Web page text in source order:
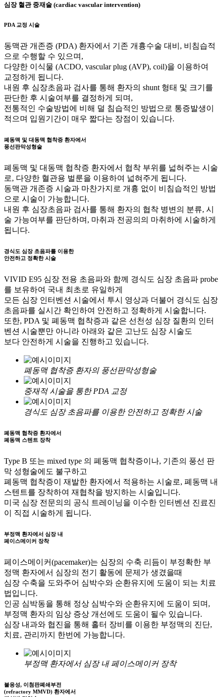
심장 혈관 중재술 (cardiac vascular intervention)
PDA 교정 시술
동맥관 개존증 (PDA) 환자에서 기존 개흉수술 대비, 비침습적
으로 수행할 수 있으며,
다양한 이식물 (ACDO, vascular plug (AVP), coil)을 이용하여
교정하게 됩니다.
내원 후 심장초음파 검사를 통해 환자의 shunt 형태 및 크기를
판단한 후 시술여부를 결정하게 되며,
전통적인 수술방법에 비해 덜 침습적인 방법으로 통증발생이
적으며 입원기간이 매우 짧다는 장점이 있습니다.
폐동맥 및 대동맥 협착증 환자에서
풍선판막성형술
폐동맥 및 대동맥 협착증 환자에서 협착 부위를 넓혀주는 시술
로, 다양한 혈관용 벌룬을 이용하여 넓혀주게 됩니다.
동맥관 개존증 시술과 마찬가지로 개흉 없이 비침습적인 방법
으로 시술이 가능합니다.
내원 후 심장초음파 검사를 통해 환자의 협착 병변의 분류, 시
술 가능여부를 판단하며, 마취과 전공의의 마취하에 시술하게
됩니다.
경식도 심장 초음파를 이용한
안전하고 정확한 시술
VIVID E95 심장 전용 초음파와 함께 경식도 심장 초음파 probe
를 보유하여 국내 최초로 유일하게
모든 심장 인터벤션 시술에서 투시 영상과 더불어 경식도 심장
초음파를 실시간 확인하여 안전하고 정확하게 시술합니다.
또한, PDA 및 폐동맥 협착증과 같은 선천성 심장 질환의 인터
벤션 시술뿐만 아니라 아래와 같은 고난도 심장 시술도
보다 안전하게 시술을 진행하고 있습니다.
폐동맥 협착증 환자의 풍선판막성형술
중재적 시술을 통한 PDA 교정
경식도 심장 초음파를 이용한 안전하고 정확한 시술
폐동맥 협착증 환자에서
폐동맥 스텐트 장착
Type B 또는 mixed type 의 폐동맥 협착증이나, 기존의 풍선 판
막 성형술에도 불구하고
폐동맥 협착증이 재발한 환자에서 적용하는 시술로, 폐동맥 내
스텐트를 장착하여 재협착을 방지하는 시술입니다.
미국 심장 전문의의 공식 트레이닝을 이수한 인터벤션 진료진
이 직접 시술하게 됩니다.
부정맥 환자에서 심장 내
페이스메이커 장착
페이스메이커(pacemaker)는 심장의 수축 리듬이 부정확한 부
정맥 환자에서 심장의 전기 활동에 문제가 생겼을때
심장 수축을 도와주어 심박수와 순환유지에 도움이 되는 치료
법입니다.
인공 심박동을 통해 정상 심박수와 순환유지에 도움이 되며,
부정맥 환자의 임상 증상 개선에도 도움이 될수 있습니다.
심장 내과와 협진을 통해 홀터 장비를 이용한 부정맥의 진단,
치료, 관리까지 한번에 가능합니다.
부정맥 환자에서 심장 내 페이스메이커 장착
불응성, 이첨판폐쇄부전
(refractory MMVD) 환자에서